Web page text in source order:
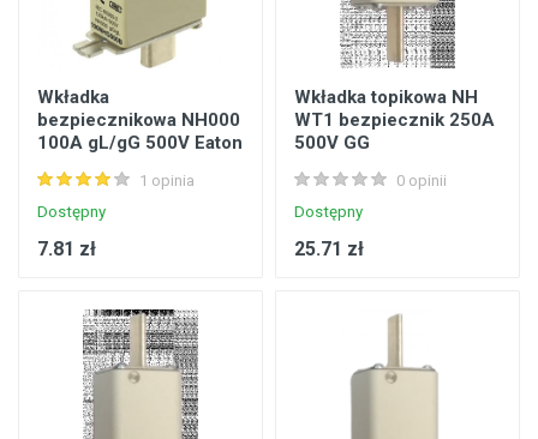
Wkładka
bezpiecznikowa NH000
100A gL/gG 500V Eaton
1 opinia
Dostępny
7.81 zł
Wkładka topikowa NH
WT1 bezpiecznik 250A
500V GG
0 opinii
Dostępny
25.71 zł